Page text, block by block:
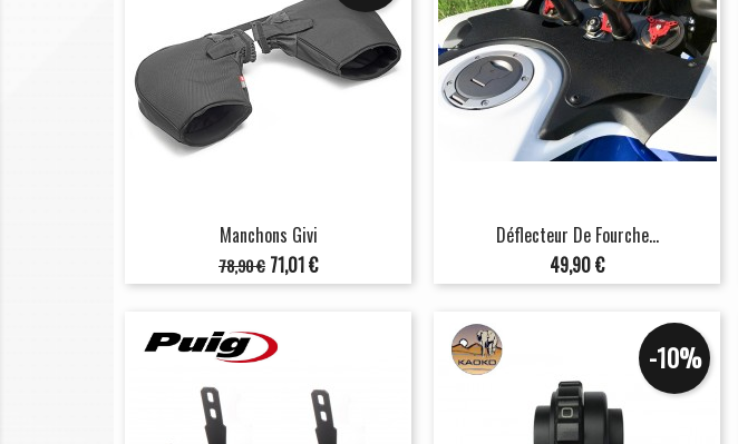
Manchons Givi
Prix
de
78,90 € Prix
71,01 €
Déflecteur De Fourche...
Prix
49,90 €
-10%